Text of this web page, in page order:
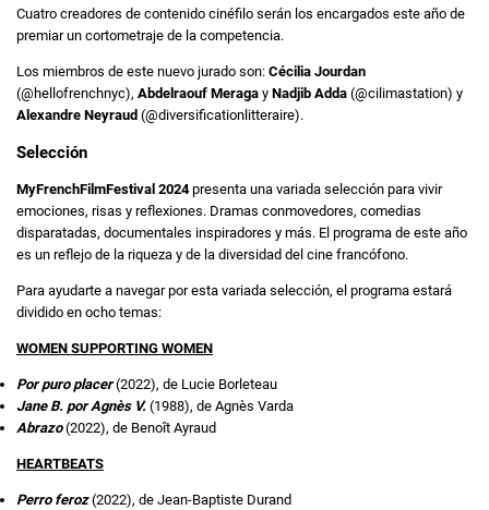
Cuatro creadores de contenido cinéfilo serán los encargados este año de
premiar un cortometraje de la competencia.
Los miembros de este nuevo jurado son: Cécilia Jourdan
(@hellofrenchnyc), Abdelraouf Meraga y Nadjib Adda (@cilimastation) y
Alexandre Neyraud (@diversificationlitteraire).
Selección
MyFrenchFilmFestival 2024presenta una variada selección para vivir
emociones, risas y reflexiones. Dramas conmovedores, comedias
disparatadas, documentales inspiradores y más. El programa de este año
es un reflejo de la riqueza y de la diversidad del cine francófono.
Para ayudarte a navegar por esta variada selección, el programa estará
dividido en ocho temas:
WOMEN SUPPORTING WOMEN
Por puro placer(2022), de Lucie Borleteau
Jane B. por Agnès V. (1988), de Agnès Varda
Abrazo(2022), de Benoît Ayraud
HEARTBEATS
Perro feroz(2022), de Jean-Baptiste Durand